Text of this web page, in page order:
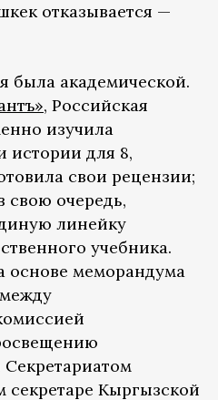
отказывается —
была академической.
, Российская
изучила
истории для 8,
свои рецензии;
свою очередь,
линейку
учебника.
основе меморандума
секретаре Кыргызской